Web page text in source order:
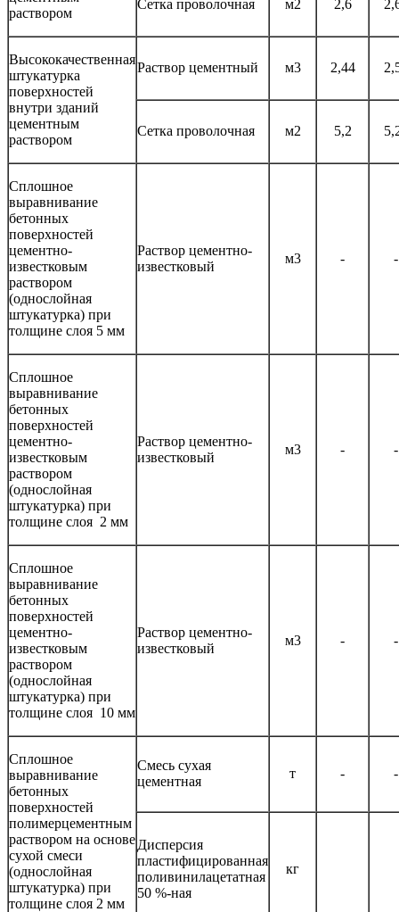
раствором
Сетка проволочная м2 2,6
Высококачественная
штукатурка
поверхностей
внутри зданий
цементным
раствором
Раствор цементный м3 2,44
Сетка проволочная м2 5,2
Сплошное
выравнивание
бетонных
поверхностей
цементно-
известковым
раствором
(однослойная
штукатурка) при
толщине слоя 5 мм
Раствор цементно-
известковый
м3 - -
Сплошное
выравнивание
бетонных
поверхностей
цементно-
известковым
раствором
(однослойная
штукатурка) при
толщине слоя 2 мм
Раствор цементно-
известковый
м3 - -
Сплошное
выравнивание
бетонных
поверхностей
цементно-
известковым
раствором
(однослойная
штукатурка) при
толщине слоя 10 мм
Раствор цементно-
известковый
м3 - -
Сплошное
выравнивание
бетонных
поверхностей
полимерцементным
раствором на основе
сухой смеси
(однослойная
штукатурка) при
толщине слоя 2 мм
Смесь сухая
цементная
т - -
Дисперсия
пластифицированная
поливинилацетатная
50 %-ная
кг